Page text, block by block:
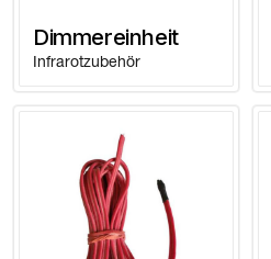
Dimmereinheit
Infrarotzubehör